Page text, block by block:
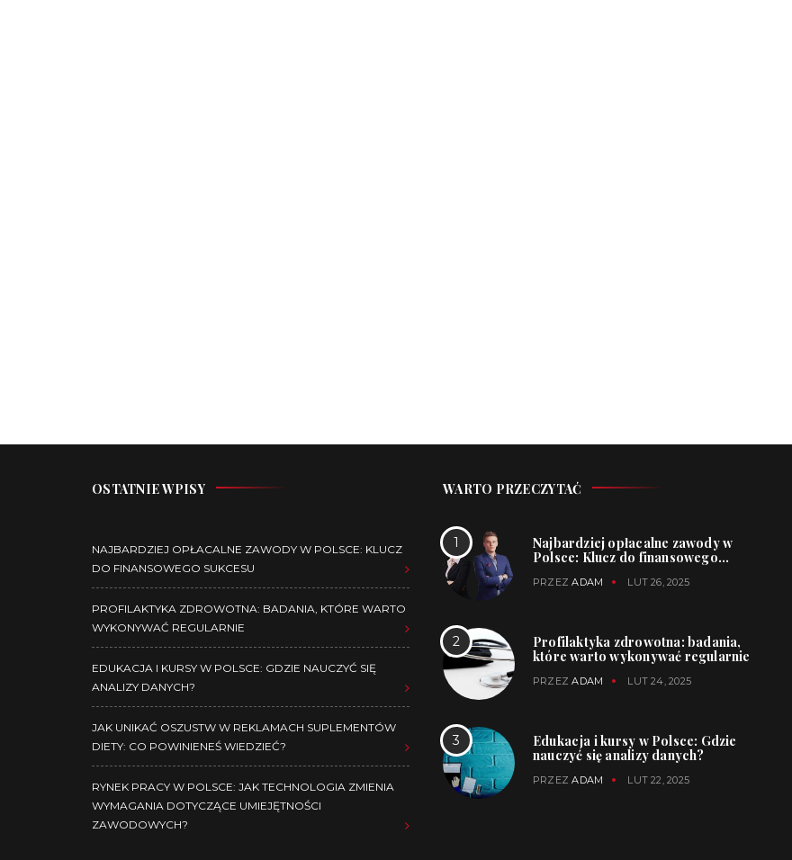
OSTATNIE WPISY
NAJBARDZIEJ OPŁACALNE ZAWODY W POLSCE: KLUCZ
DO FINANSOWEGO SUKCESU
PROFILAKTYKA ZDROWOTNA: BADANIA, KTÓRE WARTO
WYKONYWAĆ REGULARNIE
EDUKACJA I KURSY W POLSCE: GDZIE NAUCZYĆ SIĘ
ANALIZY DANYCH?
JAK UNIKAĆ OSZUSTW W REKLAMACH SUPLEMENTÓW
DIETY: CO POWINIENEŚ WIEDZIEĆ?
RYNEK PRACY W POLSCE: JAK TECHNOLOGIA ZMIENIA
WYMAGANIA DOTYCZĄCE UMIEJĘTNOŚCI
ZAWODOWYCH?
WARTO PRZECZYTAĆ
Najbardziej opłacalne zawody w
Polsce: Klucz do finansowego
PRZEZADAM LUT 26, 2025
Profilaktyka zdrowotna: badania,
które warto wykonywać regularnie
PRZEZADAM LUT 24, 2025
Edukacja i kursy w Polsce: Gdzie
nauczyć się analizy danych?
PRZEZADAM LUT 22, 2025